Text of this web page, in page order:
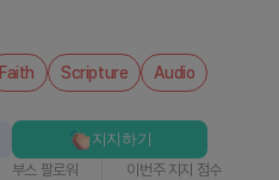
Faith Scripture Audio
부스 팔로워 이번주 지지 점수
지지하기